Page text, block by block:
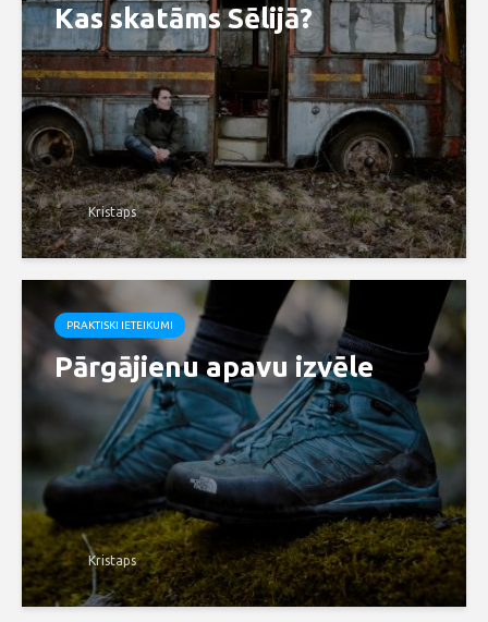
Kas skatāms Sēlijā?
Kristaps
PRAKTISKI IETEIKUMI
Pārgājienu apavu izvēle
Kristaps